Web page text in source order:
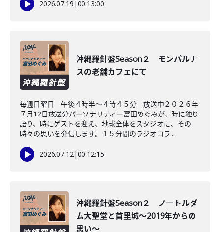
2026.07.19 |00:13:00
沖縄羅針盤Season２ モンパルナ
スの老舗カフェにて
毎週日曜日 午後４時半～４時４５分 放送中２０２６年
７月12日放送分パーソナリティー富田めぐみが、時に独り
語り、時にゲストを迎え、地球全体をスタジオに、その
時々の思いを発信します。１５分間のラジオコラ...
2026.07.12|00:12:15
沖縄羅針盤Season２ ノートルダ
ム大聖堂と首里城～2019年からの
思い～